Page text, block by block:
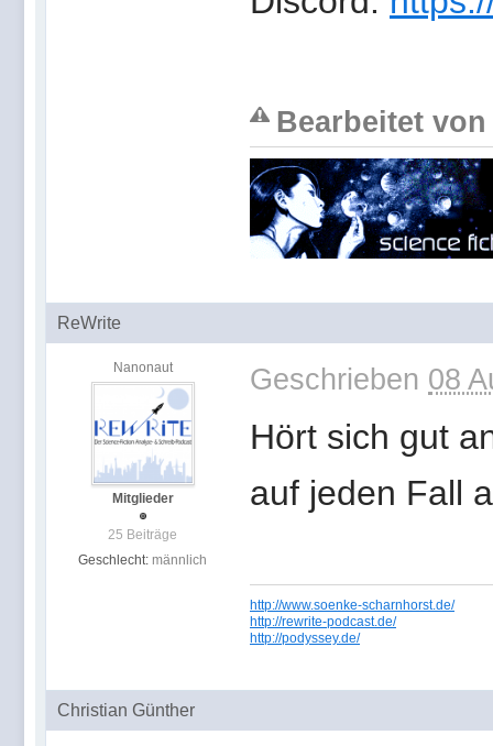
Bearbeitet von
ReWrite
Nanonaut
Mitglieder
25 Beiträge
Geschlecht: männlich
Geschrieben 08
Hört sich gut
auf jeden Fall
http://www.soenke-scharnhorst.de/
http://rewrite-podcast.de/
http://podyssey.de/
Christian Günther